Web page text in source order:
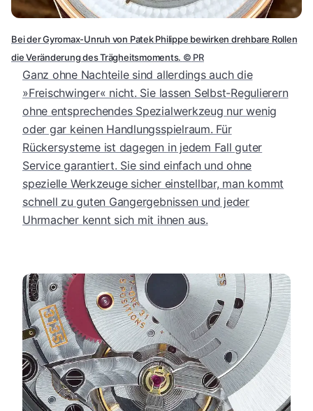
Bei der Gyromax-Unruh von Patek Philippe bewirken drehbare Rollen
die Veränderung des Trägheitsmoments. © PR
Ganz ohne Nachteile sind allerdings auch die
»Freischwinger« nicht. Sie lassen Selbst-Regulierern
ohne entsprechendes Spezialwerkzeug nur wenig
oder gar keinen Handlungsspielraum. Für
Rückersysteme ist dagegen in jedem Fall guter
Service garantiert. Sie sind einfach und ohne
spezielle Werkzeuge sicher einstellbar, man kommt
schnell zu guten Gangergebnissen und jeder
Uhrmacher kennt sich mit ihnen aus.